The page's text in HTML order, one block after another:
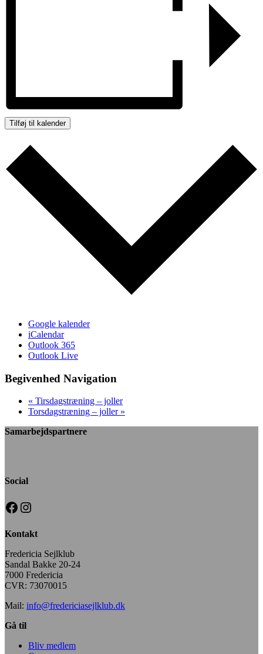
Tilføj til kalender
Google kalender
iCalendar
Outlook 365
Outlook Live
Begivenhed Navigation
« Tirsdagstræning – joller
Torsdagstræning – joller »
Samarbejdspartnere
Social
Facebook
Instagram
Kontakt
Fredericia Sejlklub
Sandal Bakke 20-24
7000 Fredericia
CVR: 73070015
Mail: info@fredericiasejlklub.dk
Gå til
Bliv medlem